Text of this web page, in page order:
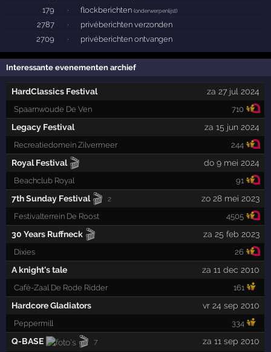
179
· flockberichten(onderwerpenlijst)
2787 ·
privéberichten verzonden
2709
· privéberichten ontvangen
Interessante evenementen archief
HardClassics Festival za 27 jul 2024
Spaarnwoude De Ven 710
Legacy Festival za 15 jun 2024
Recreatiedomein Zilvermeer 244
Royal Festival 🎬 do 9 mei 2024
Beachclub Royal 91
7th Sunday Festival 🎬 2 zo 28 mei 2023
Festivalterrein De Roost 4505
30 Years Ruffneck 🎬 za 25 feb 2023
Dixies 26
A knight's tale za 11 dec 2010
Café-Zaal De Rode Ridder 161
Hardcore Gladiators vr 24 sep 2010
Peppermill 334
Q-BASE 🎬 7 za 11 sep 2010